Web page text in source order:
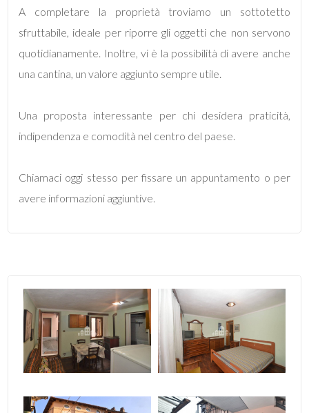
A completare la proprietà troviamo un sottotetto
sfruttabile, ideale per riporre gli oggetti che non servono
quotidianamente. Inoltre, vi è la possibilità di avere anche
una cantina, un valore aggiunto sempre utile.
Una proposta interessante per chi desidera praticità,
indipendenza e comodità nel centro del paese.
Chiamaci oggi stesso per fissare un appuntamento o per
avere informazioni aggiuntive.
2
3
4
5+
Qualsiasi
1